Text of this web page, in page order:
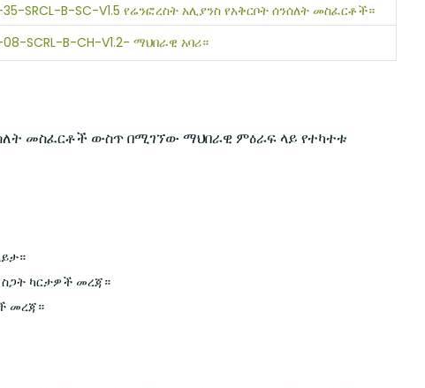
SRCL-B-SC-V1.5 የሬንፎረስት አሊያንስ የአቅርቦት ሰንሰለት መስፈርቶች።
SCRL-B-CH-V1.2- ማህበራዊ አባሪ።
መስፈርቶች ውስጥ በሚገኘው ማህበራዊ ምዕራፍ ላይ የተካተቱ
ስጋት ካርታዎች መረጃ።
መረጃ።